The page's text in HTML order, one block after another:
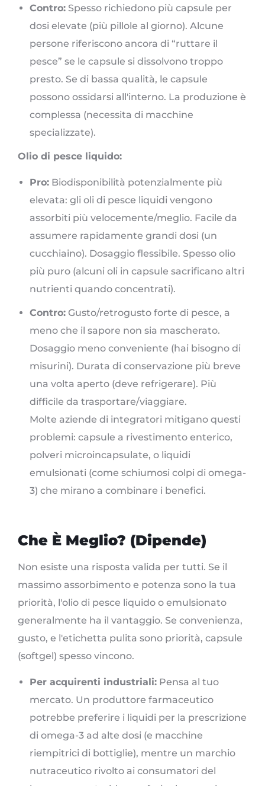
Contro: Spesso richiedono più capsule per
dosi elevate (più pillole al giorno). Alcune
persone riferiscono ancora di “ruttare il
pesce” se le capsule si dissolvono troppo
presto. Se di bassa qualità, le capsule
possono ossidarsi all'interno. La produzione è
complessa (necessita di macchine
specializzate).
Olio di pesce liquido:
Pro: Biodisponibilità potenzialmente più
elevata: gli oli di pesce liquidi vengono
assorbiti più velocemente/meglio. Facile da
assumere rapidamente grandi dosi (un
cucchiaino). Dosaggio flessibile. Spesso olio
più puro (alcuni oli in capsule sacrificano altri
nutrienti quando concentrati).
Contro: Gusto/retrogusto forte di pesce, a
meno che il sapore non sia mascherato.
Dosaggio meno conveniente (hai bisogno di
misurini). Durata di conservazione più breve
una volta aperto (deve refrigerare). Più
difficile da trasportare/viaggiare.
Molte aziende di integratori mitigano questi
problemi: capsule a rivestimento enterico,
polveri microincapsulate, o liquidi
emulsionati (come schiumosi colpi di omega-
3) che mirano a combinare i benefici.
Che È Meglio? (Dipende)
Non esiste una risposta valida per tutti. Se il
massimo assorbimento e potenza sono la tua
priorità, l'olio di pesce liquido o emulsionato
generalmente ha il vantaggio. Se convenienza,
gusto, e l'etichetta pulita sono priorità, capsule
(softgel) spesso vincono.
Per acquirenti industriali: Pensa al tuo
mercato. Un produttore farmaceutico
potrebbe preferire i liquidi per la prescrizione
di omega-3 ad alte dosi (e macchine
riempitrici di bottiglie), mentre un marchio
nutraceutico rivolto ai consumatori del